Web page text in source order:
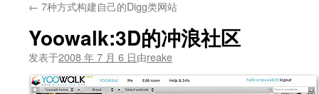
文← 7种方式构建自己的Digg类网站
Yoowalk:3D的冲浪社区
发表于2008 年 7 月 6 日由reake